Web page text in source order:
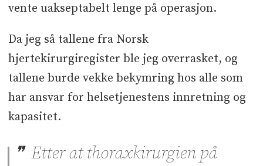
vente uakseptabelt lenge på operasjon.
Da jeg så tallene fra Norsk
hjertekirurgiregister ble jeg overrasket, og
tallene burde vekke bekymring hos alle som
har ansvar for helsetjenestens innretning og
kapasitet.
Etter at thoraxkirurgien på